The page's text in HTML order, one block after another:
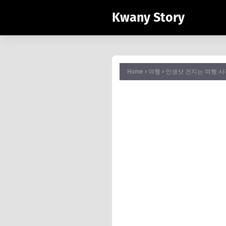
Kwany Story
Home 여행 인생샷 건지는 여행